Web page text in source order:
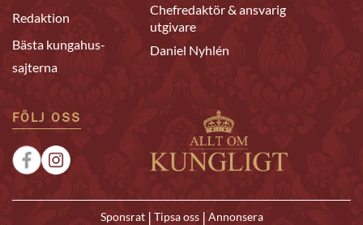
Redaktion
Bästa kungahus-
sajterna
Chefredaktör & ansvarig
utgivare
Daniel Nyhlén
FÖLJ OSS
Sponsrat | Tipsa oss | Annonsera